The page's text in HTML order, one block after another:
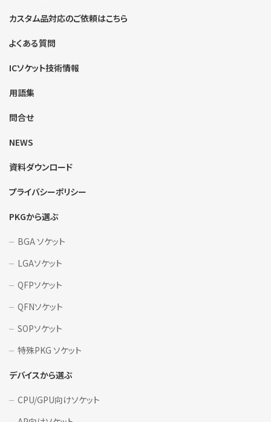
カスタム品対応のご依頼はこちら
よくある質問
ICソケット技術情報
用語集
問合せ
NEWS
資料ダウンロード
プライバシーポリシー
PKGから選ぶ
BGA ソケット
LGAソケット
QFPソケット
QFNソケット
SOPソケット
特殊PKG ソケット
デバイスから選ぶ
CPU/GPU向けソケット